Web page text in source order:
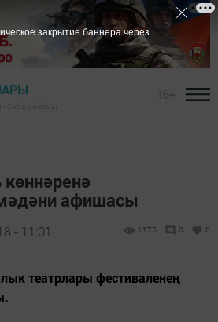
афишасы
- 11:01 1175 0 0
театрлары фестиваленең
закрытие баннера через